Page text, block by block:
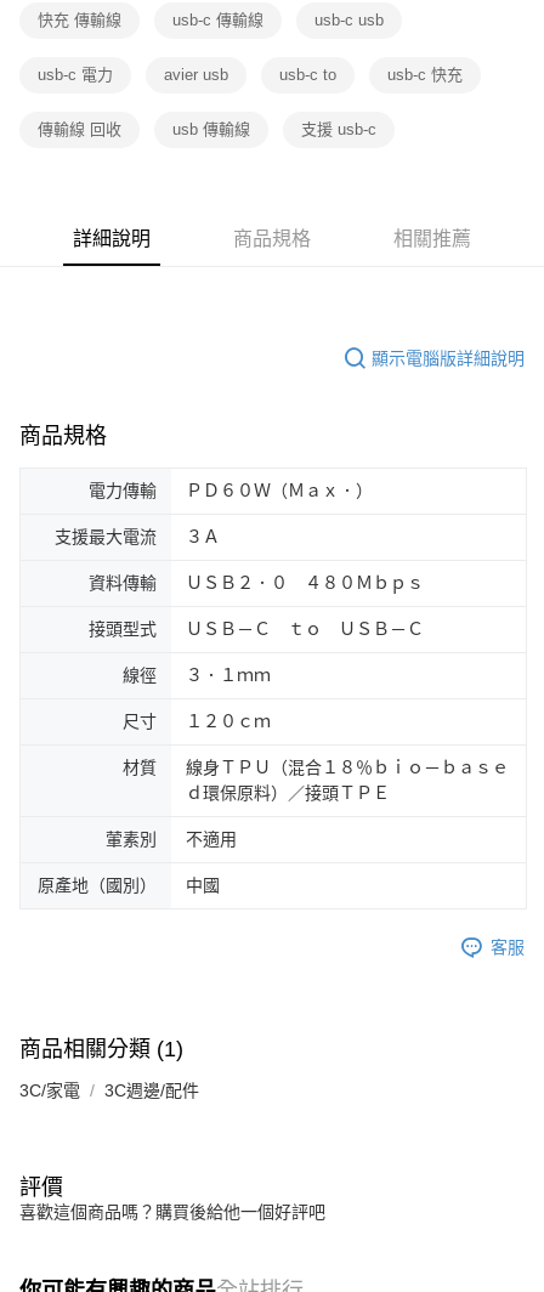
快充 傳輸線 usb-c 傳輸線 usb-c usb
usb-c 電力 avier usb usb-c to usb-c 快充
傳輸線 回收 usb 傳輸線 支援 usb-c
詳細說明 商品規格 相關推薦
顯示電腦版詳細說明
商品規格
電力傳輸 ＰＤ６０Ｗ（Ｍａｘ．）
支援最大電流 ３Ａ
資料傳輸 ＵＳＢ２．０ ４８０Ｍｂｐｓ
接頭型式 ＵＳＢ－Ｃ ｔｏ ＵＳＢ－Ｃ
線徑 ３．１ｍｍ
尺寸 １２０ｃｍ
材質
線身ＴＰＵ（混合１８％ｂｉｏ－ｂａｓｅ
ｄ環保原料）／接頭ＴＰＥ
葷素別 不適用
原產地（國別） 中國
客服
商品相關分類 (1)
3C/家電 3C週邊/配件
評價
喜歡這個商品嗎？購買後給他一個好評吧